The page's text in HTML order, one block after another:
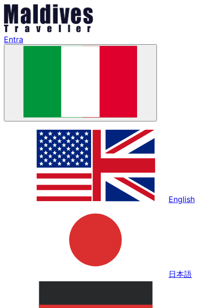
Entra
English
日本語